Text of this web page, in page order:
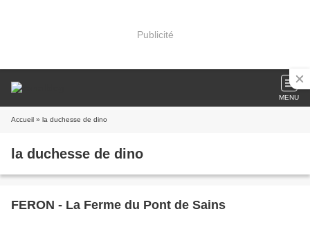
Publicité
MENU
Accueil » la duchesse de dino
la duchesse de dino
FERON - La Ferme du Pont de Sains